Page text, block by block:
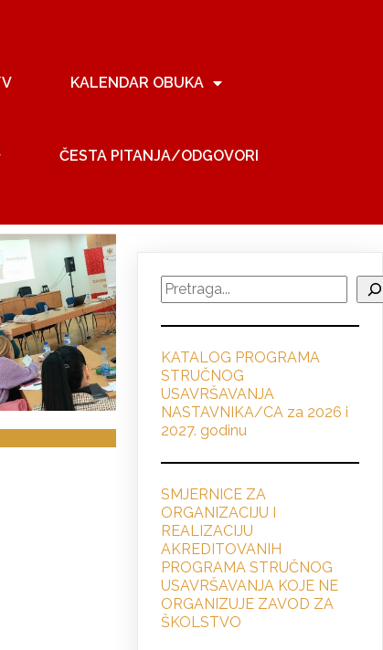
KALENDAR OBUKA
ČESTA PITANJA/ODGOVORI
Search
KATALOG PROGRAMA
STRUČNOG
USAVRŠAVANJA
NASTAVNIKA/CA za 2026 i
2027. godinu
SMJERNICE ZA
ORGANIZACIJU I
REALIZACIJU
AKREDITOVANIH
PROGRAMA STRUČNOG
USAVRŠAVANJA KOJE NE
ORGANIZUJE ZAVOD ZA
ŠKOLSTVO